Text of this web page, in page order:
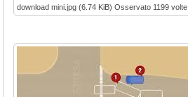
download mini.jpg (6.74 KiB) Osservato 1199 volte